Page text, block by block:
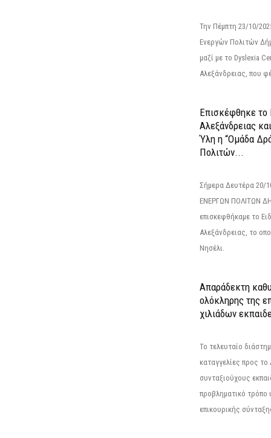
Την Πέμπτη 23/10/
Ενεργών Πολιτών
μαζί με το Dyslexia
Αλεξάνδρειας, που
Επισκέφθηκε το
Αλεξάνδρειας
Ύλη η “Ομάδα
Πολιτών...
Σήμερα Δευτέρα
ΕΝΕΡΓΩΝ ΠΟΛΙΤΩΝ
επισκεφθήκαμε το
Αλεξάνδρειας, το
Νησέλι.
Απαράδεκτη
ολόκληρης της
χιλιάδων
Το τελευταίο
καταγγελίες προς
συνταξιούχους
προβληματικό τρόπο
επικουρικής